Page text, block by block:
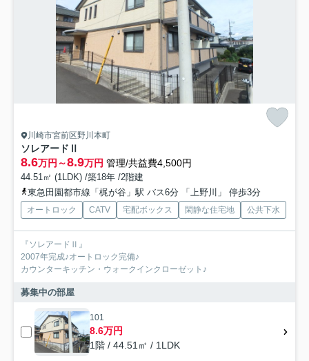
川崎市宮前区野川本町
ソレアードⅡ
8.6万円～8.9万円 管理/共益費4,500円
44.51㎡ (1LDK) /築18年 /2階建
東急田園都市線「梶が谷」駅 バス6分 「上野川」 停歩3分
オートロック CATV 宅配ボックス 閑静な住宅地 公共下水
『ソレアードⅡ』
2007年完成♪オートロック完備♪
カウンターキッチン・ウォークインクローゼット♪
募集中の部屋
101
8.6万円
1階 / 44.51㎡ / 1LDK